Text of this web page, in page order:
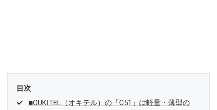
目次
■OUKITEL（オキテル）の「C51」は軽量・薄型の